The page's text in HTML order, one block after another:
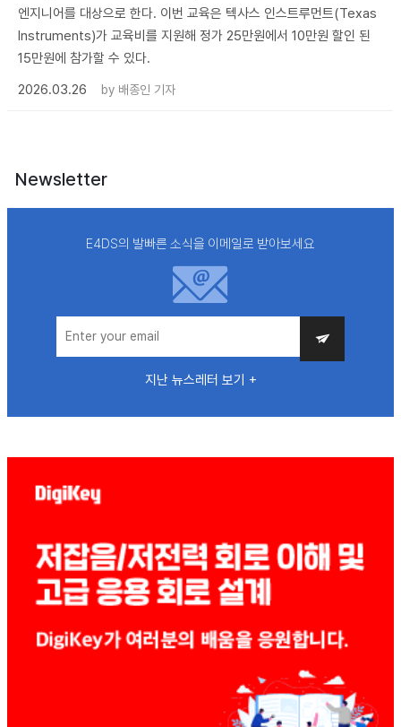
엔지니어를 대상으로 한다. 이번 교육은 텍사스 인스트루먼트(Texas
Instruments)가 교육비를 지원해 정가 25만원에서 10만원 할인 된
15만원에 참가할 수 있다.
2026.03.26
by 배종인 기자
Newsletter
E4DS의 발빠른 소식을 이메일로 받아보세요
지난 뉴스레터 보기 +